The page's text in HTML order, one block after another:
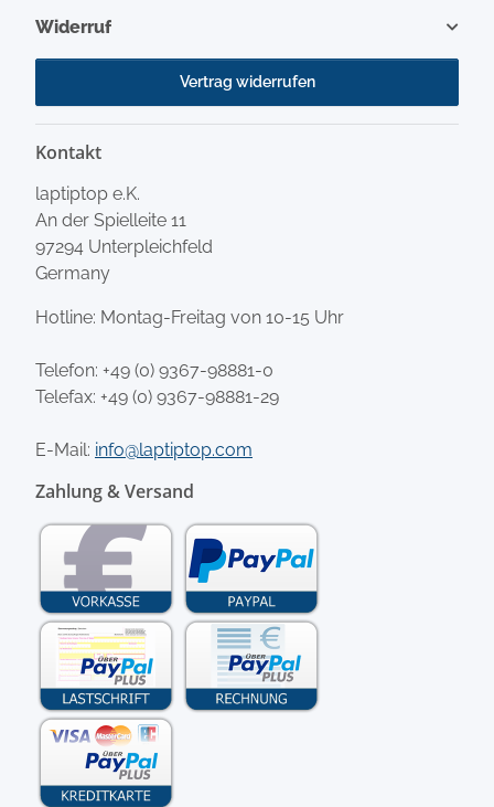
Widerruf
Vertrag widerrufen
Kontakt
laptiptop e.K.
An der Spielleite 11
97294 Unterpleichfeld
Germany
Hotline: Montag-Freitag von 10-15 Uhr
Telefon: +49 (0) 9367-98881-0
Telefax: +49 (0) 9367-98881-29
E-Mail: info@laptiptop.com
Zahlung & Versand